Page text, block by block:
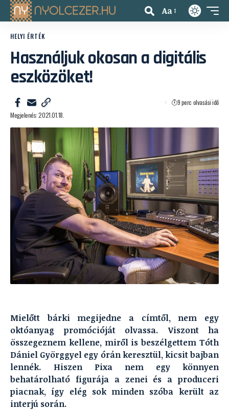
Aa
HELYI ÉRTÉK
Használjuk okosan a digitális
eszközöket!
Megjelenés: 2021.01.18.
9 perc olvasási idő
Mielőtt bárki megijedne a címtől, nem egy
októanyag promócióját olvassa. Viszont ha
összegeznem kellene, miről is beszélgettem Tóth
Dániel Györggyel egy órán keresztül, kicsit bajban
lennék. Hiszen Pixa nem egy könnyen
behatárolható figurája a zenei és a produceri
piacnak, így elég sok minden szóba került az
interjú során.